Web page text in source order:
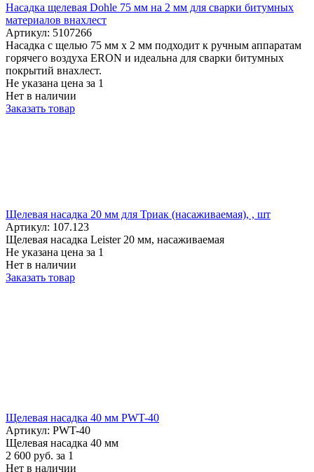
Насадка щелевая Dohle 75 мм на 2 мм для сварки битумных
материалов внахлест
Артикул: 5107266
Насадка с щелью 75 мм x 2 мм подходит к ручным аппаратам
горячего воздуха ERON и идеальна для сварки битумных
покрытий внахлест.
Не указана цена за 1
Нет в наличии
Заказать товар
Щелевая насадка 20 мм для Триак (насаживаемая), , шт
Артикул: 107.123
Щелевая насадка Leister 20 мм, насаживаемая
Не указана цена за 1
Нет в наличии
Заказать товар
Щелевая насадка 40 мм PWT-40
Артикул: PWT-40
Щелевая насадка 40 мм
2 600 руб. за 1
Нет в наличии